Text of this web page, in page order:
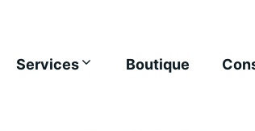
Services Boutique